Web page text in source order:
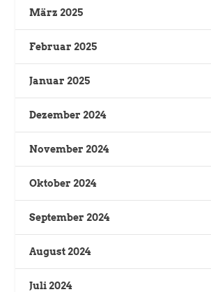
März 2025
Februar 2025
Januar 2025
Dezember 2024
November 2024
Oktober 2024
September 2024
August 2024
Juli 2024